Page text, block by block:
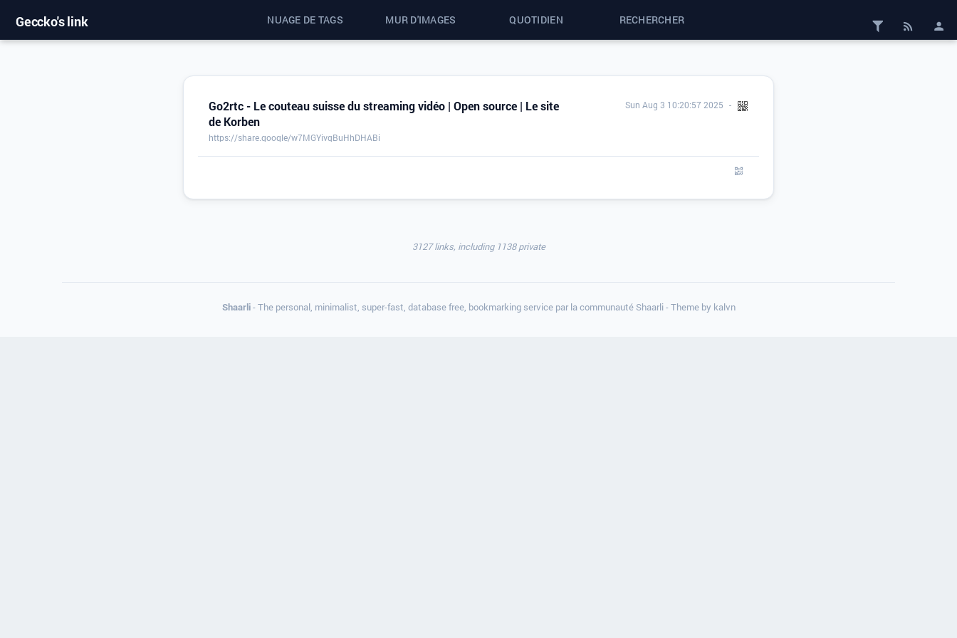
Geccko's link NUAGE DE TAGS MUR D'IMAGES QUOTIDIEN RECHERCHER
Go2rtc - Le couteau suisse du streaming vidéo | Open source | Le site
de Korben
https://share.google/w7MGYivqBuHhDHABi
Sun Aug 3 10:20:57 2025
3127 links, including 1138 private
Shaarli- The personal, minimalist, super-fast, database free, bookmarking service par la communauté Shaarli - Theme by kalvn